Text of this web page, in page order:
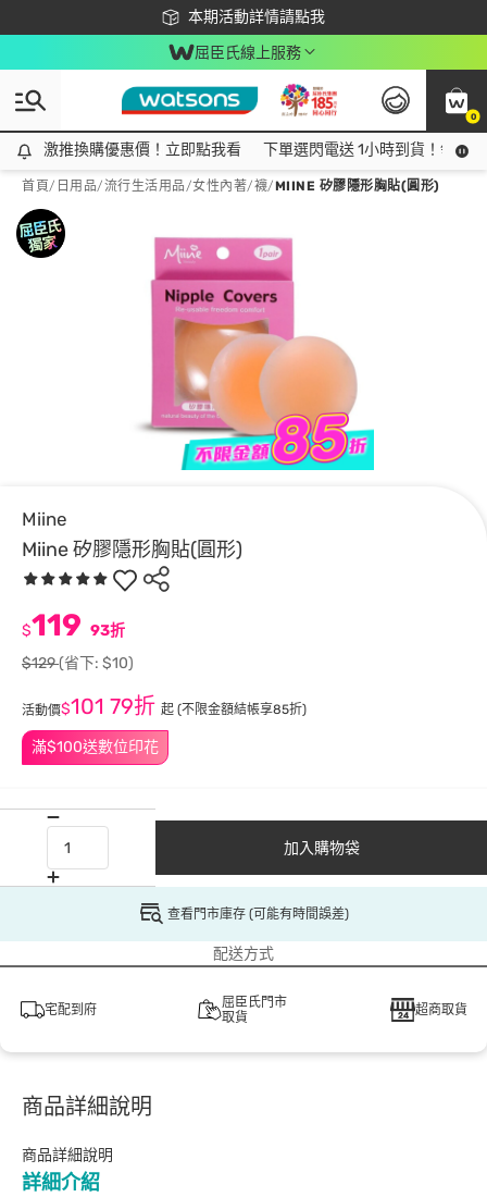
本期活動詳情請點我
下載app最高回饋$350
屈臣氏線上服務
0
激推換購優惠價！立即點我看
激推換購優惠價！立即點我看 下單選閃電送 1小時到貨！領神
首頁/ 日用品/流行生活用品/女性內著/襪/MIINE 矽膠隱形胸貼(圓形)
Miine
Miine 矽膠隱形胸貼(圓形)
滿$100送數位印花
$119 93折
$129(省下: $10)
活動價$101 79折 起 (不限金額結帳享85折)
加入購物袋
查看門市庫存 (可能有時間誤差)
配送方式
宅配到府
屈臣氏門市
取貨
超商取貨
商品詳細說明
商品詳細說明
詳細介紹